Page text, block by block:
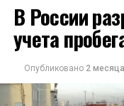
В России
учета
Опубликовано 2